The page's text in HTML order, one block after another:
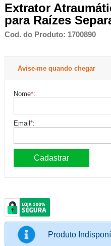
Extrator
para Raízes
Cod. do Produto: 1700890
Avise-me quando chegar
Nome*:
Email*:
Produto